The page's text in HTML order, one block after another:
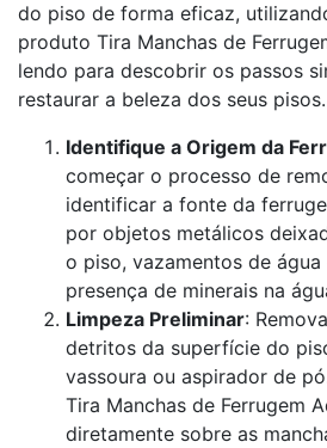
do piso de forma eficaz,
produto Tira Manchas de
lendo para descobrir os passos
restaurar a beleza dos seus pisos.
Identifique a Origem da
começar o processo de
identificar a fonte da
por objetos metálicos
o piso, vazamentos de
presença de minerais na
Limpeza Preliminar:
detritos da superfície do
vassoura ou aspirador de
Tira Manchas de Ferrugem
diretamente sobre as